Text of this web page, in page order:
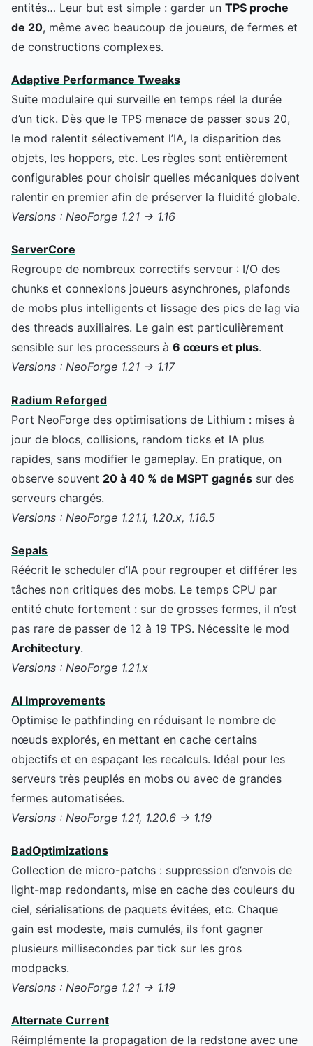
entités… Leur but est simple : garder un TPS proche
de 20, même avec beaucoup de joueurs, de fermes et
de constructions complexes.
Adaptive Performance Tweaks
Suite modulaire qui surveille en temps réel la durée
d’un tick. Dès que le TPS menace de passer sous 20,
le mod ralentit sélectivement l’IA, la disparition des
objets, les hoppers, etc. Les règles sont entièrement
configurables pour choisir quelles mécaniques doivent
ralentir en premier afin de préserver la fluidité globale.
Versions : NeoForge 1.21 → 1.16
ServerCore
Regroupe de nombreux correctifs serveur : I/O des
chunks et connexions joueurs asynchrones, plafonds
de mobs plus intelligents et lissage des pics de lag via
des threads auxiliaires. Le gain est particulièrement
sensible sur les processeurs à 6 cœurs et plus.
Versions : NeoForge 1.21 → 1.17
Radium Reforged
Port NeoForge des optimisations de Lithium : mises à
jour de blocs, collisions, random ticks et IA plus
rapides, sans modifier le gameplay. En pratique, on
observe souvent 20 à 40 % de MSPT gagnés sur des
serveurs chargés.
Versions : NeoForge 1.21.1, 1.20.x, 1.16.5
Sepals
Réécrit le scheduler d’IA pour regrouper et différer les
tâches non critiques des mobs. Le temps CPU par
entité chute fortement : sur de grosses fermes, il n’est
pas rare de passer de 12 à 19 TPS. Nécessite le mod
Architectury.
Versions : NeoForge 1.21.x
AI Improvements
Optimise le pathfinding en réduisant le nombre de
nœuds explorés, en mettant en cache certains
objectifs et en espaçant les recalculs. Idéal pour les
serveurs très peuplés en mobs ou avec de grandes
fermes automatisées.
Versions : NeoForge 1.21, 1.20.6 → 1.19
BadOptimizations
Collection de micro-patchs : suppression d’envois de
light-map redondants, mise en cache des couleurs du
ciel, sérialisations de paquets évitées, etc. Chaque
gain est modeste, mais cumulés, ils font gagner
plusieurs millisecondes par tick sur les gros
modpacks.
Versions : NeoForge 1.21 → 1.19
Alternate Current
Réimplémente la propagation de la redstone avec une